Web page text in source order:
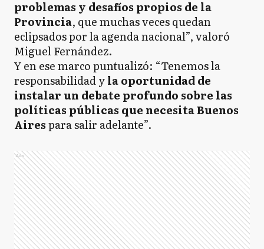
problemas y desafíos propios de la
Provincia, que muchas veces quedan
eclipsados por la agenda nacional”, valoró
Miguel Fernández.
Y en ese marco puntualizó: “Tenemos la
responsabilidad yla oportunidad de
instalar un debate profundo sobre las
políticas públicas que necesita Buenos
Airespara salir adelante”.
Ads